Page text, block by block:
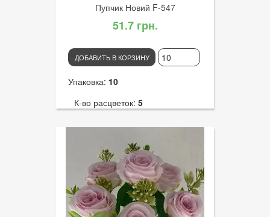
Пупчик Новий F-547
51.7 грн.
ДОБАВИТЬ В КОРЗИНУ
Упаковка: 10
К-во расцветок: 5
14
Артикул:3253
Диаметр цветка:2